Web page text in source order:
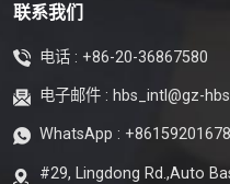
联系我们
电话 : +86-20-36867580
电子邮件 : hbs_intl@gz-
WhatsApp :
#29, Lingdong Rd.,Auto